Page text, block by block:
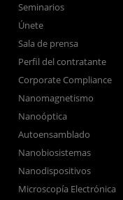
Seminarios
Únete
Sala de prensa
Perfil del contratante
Corporate Compliance
Nanomagnetismo
Nanoóptica
Autoensamblado
Nanobiosistemas
Nanodispositivos
Microscopía Electrónica